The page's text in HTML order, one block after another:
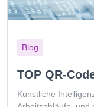
Blog
TOP QR-
Künstliche